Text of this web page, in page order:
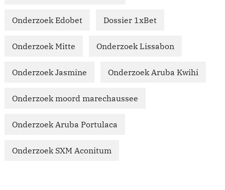
Onderzoek Edobet Dossier 1xBet
Onderzoek Mitte Onderzoek Lissabon
Onderzoek Jasmine Onderzoek Aruba Kwihi
Onderzoek moord marechaussee
Onderzoek Aruba Portulaca
Onderzoek SXM Aconitum